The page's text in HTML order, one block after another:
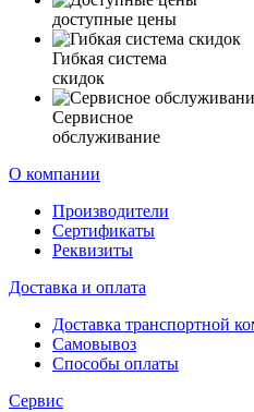
доступные цены
Гибкая система
скидок
Сервисное
обслуживание
О компании
Производители
Сертификаты
Реквизиты
Доставка и оплата
Доставка транспортной
Самовывоз
Способы оплаты
Сервис